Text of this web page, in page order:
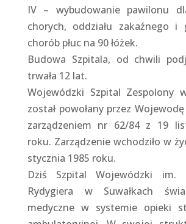
IV – wybudowanie pawilonu
chorych, oddziału zakaźnego i
chorób płuc na 90 łóżek.
Budowa Szpitala, od chwili
trwała 12 lat.
Wojewódzki Szpital Zespolony
został powołany przez
zarządzeniem nr 62/84 z 19
roku. Zarządzenie wchodziło w
stycznia 1985 roku.
Dziś Szpital Wojewódzki im.
Rydygiera w Suwałkach
medyczne w systemie opieki